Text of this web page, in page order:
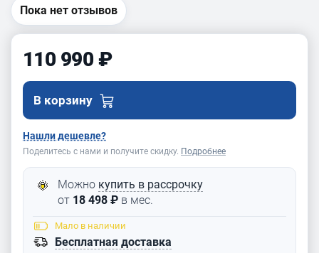
Пока нет отзывов
110 990 ₽
В корзину
Нашли дешевле?
Поделитесь с нами и получите скидку. Подробнее
Можно купить в рассрочку
от 18 498 ₽ в мес.
Мало в наличии
Бесплатная доставка